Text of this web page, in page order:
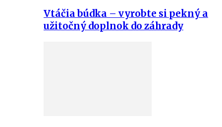
Vtáčia búdka – vyrobte si pekný a
užitočný doplnok do záhrady